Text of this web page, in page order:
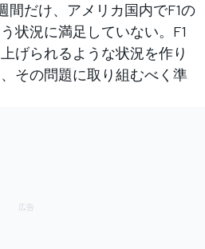
間だけ、アメリカ国内でF1の
状況に満足していない。F1
げられるような状況を作り
その問題に取り組むべく準